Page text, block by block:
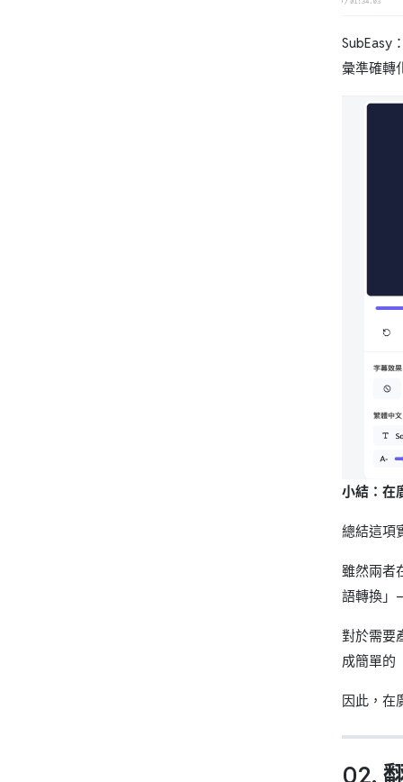
SubEasy
彙準確轉
小結：在
總結這項
雖然兩者
語轉換」
對於需要
成簡單的
因此，在
02.